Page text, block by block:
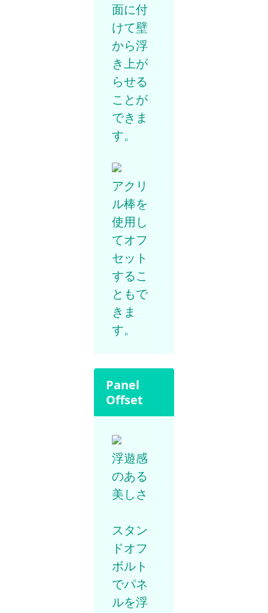
面に付
けて壁
から浮
き上が
らせる
ことが
できま
す。
アクリ
ル棒を
使用し
てオフ
セット
するこ
ともで
きま
す。
Panel
Offset
浮遊感
のある
美しさ
スタン
ドオフ
ボルト
でパネ
ルを浮